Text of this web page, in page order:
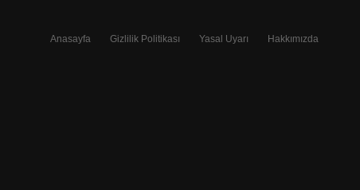
Anasayfa Gizlilik Politikası Yasal Uyarı Hakkımızda